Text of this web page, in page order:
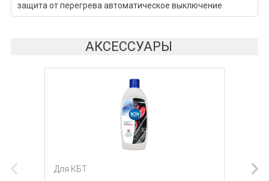
защита от перегрева автоматическое выключение
АКСЕССУАРЫ
Для КБТ
Для КБТ